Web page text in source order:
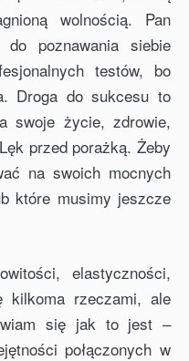
wolnością. Pan
do poznawania siebie
testów, bo
Droga do sukcesu to
swoje życie, zdrowie,
przed porażką. Żeby
na swoich mocnych
które musimy jeszcze
elastyczności,
kilkoma rzeczami, ale
się jak to jest –
połączonych w